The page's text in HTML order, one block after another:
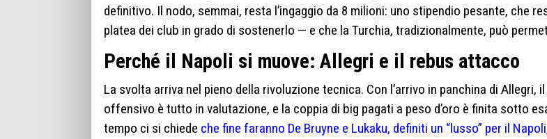
definitivo. Il nodo, semmai, resta l’ingaggio da 8 milioni: uno stipendio pesante, che
platea dei club in grado di sostenerlo — e che la Turchia, tradizionalmente, può
Perché il Napoli si muove: Allegri e il rebus attacco
La svolta arriva nel pieno della rivoluzione tecnica. Con l’arrivo in panchina di Allegri,
offensivo è tutto in valutazione, e la coppia di big pagati a peso d’oro è finita sotto
tempo ci si chiede che fine faranno De Bruyne e Lukaku, definiti un “lusso” per il